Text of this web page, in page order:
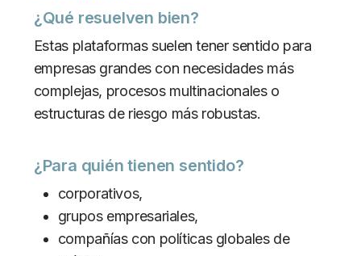
¿Qué resuelven bien?
Estas plataformas suelen tener sentido para
empresas grandes con necesidades más
complejas, procesos multinacionales o
estructuras de riesgo más robustas.
¿Para quién tienen sentido?
corporativos,
grupos empresariales,
compañías con políticas globales de